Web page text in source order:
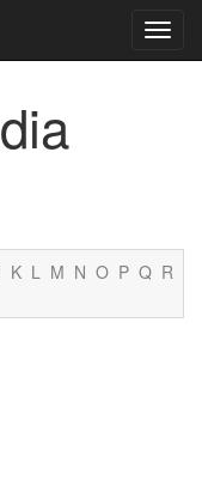
K L M N O P Q R